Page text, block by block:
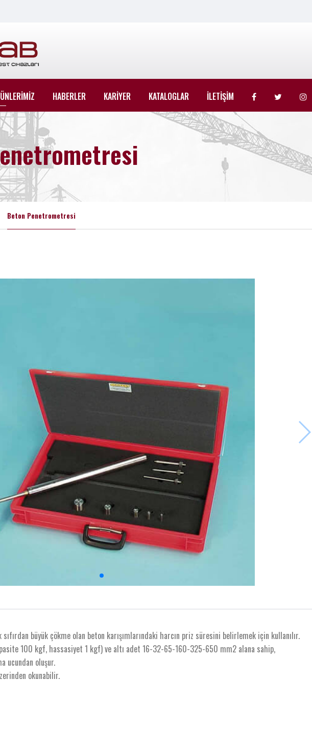
HABERLER KARİYER KATALOGLAR İLETİŞİM
Beton Penetrometresi
büyük çökme olan beton karışımlarındaki harcın priz süresini belirlemek için kullanılır.
100 kgf, hassasiyet 1 kgf) ve altı adet 16-32-65-160-325-650 mm2 alana sahip,
ucundan oluşur.
okunabilir.